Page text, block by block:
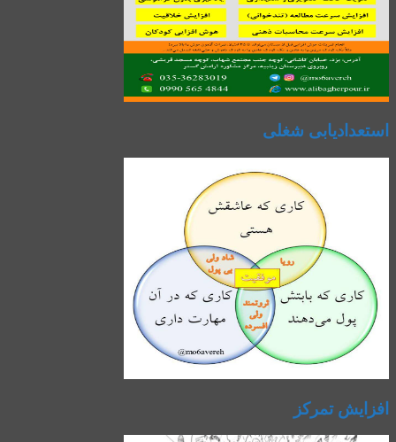
استعدادیابی شغلی
افزایش تمرکز